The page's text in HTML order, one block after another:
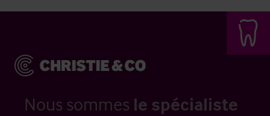
Nous sommes le spécialiste